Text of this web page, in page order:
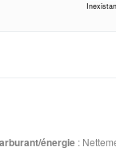
énergie :